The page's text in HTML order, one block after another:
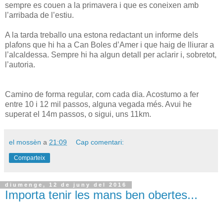
sempre es couen a la primavera i que es coneixen amb
l’arribada de l’estiu.
A la tarda treballo una estona redactant un informe dels
plafons que hi ha a Can Boles d’Amer i que haig de lliurar a
l’alcaldessa. Sempre hi ha algun detall per aclarir i, sobretot,
l’autoria.
Camino de forma regular, com cada dia. Acostumo a fer
entre 10 i 12 mil passos, alguna vegada més. Avui he
superat el 14m passos, o sigui, uns 11km.
el mossèn a 21:09 Cap comentari:
Comparteix
diumenge, 12 de juny del 2016
Importa tenir les mans ben obertes...